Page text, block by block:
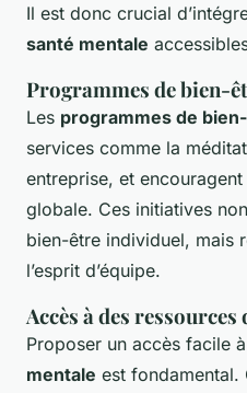
Il est donc crucial
santé mentale
Programmes de bien-
Les programmes de
services comme la
entreprise, et
globale. Ces initiatives
bien-être individuel, mais
l’esprit d’équipe.
Accès à des
Proposer un accès facile
mentale est fondamental.